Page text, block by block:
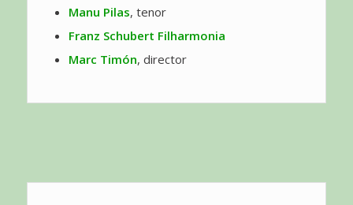
Manu Pilas, tenor
Franz Schubert Filharmonia
Marc Timón, director